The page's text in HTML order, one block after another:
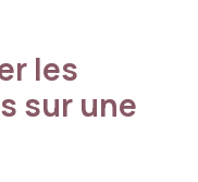
les
sur une